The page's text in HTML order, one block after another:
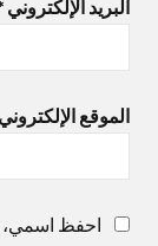
البريد الإلكتروني
الموقع الإلكتروني
احفظ اسمي،